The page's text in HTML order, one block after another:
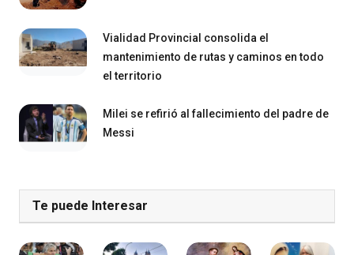
Vialidad Provincial consolida el
mantenimiento de rutas y caminos en todo
el territorio
Milei se refirió al fallecimiento del padre de
Messi
Te puede Interesar